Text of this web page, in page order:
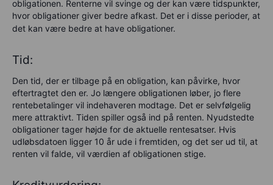
obligationen. Renterne vil svinge og der kan være tidspunkter,
hvor obligationer giver bedre afkast. Det er i disse perioder, at
det kan være bedre at have obligationer.
Tid:
Den tid, der er tilbage på en obligation, kan påvirke, hvor
eftertragtet den er. Jo længere obligationen løber, jo flere
rentebetalinger vil indehaveren modtage. Det er selvfølgelig
mere attraktivt. Tiden spiller også ind på renten. Nyudstedte
obligationer tager højde for de aktuelle rentesatser. Hvis
udløbsdatoen ligger 10 år ude i fremtiden, og det ser ud til, at
renten vil falde, vil værdien af obligationen stige.